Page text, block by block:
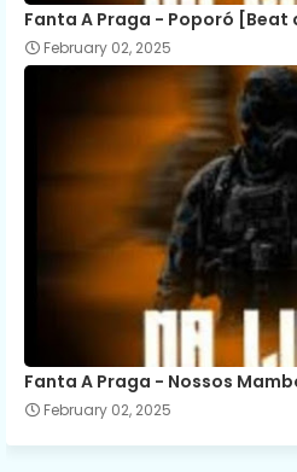
Fanta A Praga - Poporó [Beat
February 02, 2025
Fanta A Praga - Nossos
February 02, 2025